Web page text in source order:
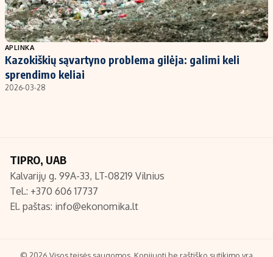
APLINKA
Kazokiškių sąvartyno problema gilėja: galimi keli
sprendimo keliai
2026-03-28
TIPRO, UAB
Kalvarijų g. 99A-33, LT-08219 Vilnius
Tel.: +370 606 17737
El. paštas: info@ekonomika.lt
© 2026 Visos teisės saugomos. Kopijuoti be raštiško sutikimo yra